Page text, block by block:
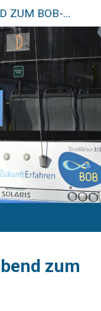
REMINDER: BÜRGERABEND ZUM BOB-PROJEKT!
zum